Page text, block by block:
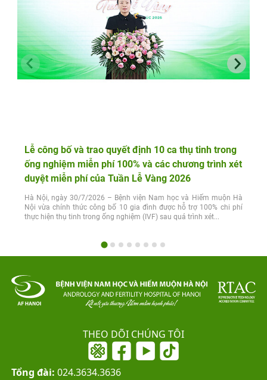
Lễ công bố và trao quyết định 10 ca thụ tinh trong
ống nghiệm miễn phí 100% và các chương trình xét
duyệt miễn phí của Tuần Lễ Vàng 2026
Hà Nội, ngày 30/7/2026 – Bệnh viện Nam học và Hiếm muộn Hà
Nội vừa chính thức công bố 10 gia đình được hỗ trợ 100% chi phí
thực hiện thụ tinh trong ống nghiệm (IVF) sau quá trình xét...
THEO DÕI CHÚNG TÔI
Tổng đài: 024.3634.3636